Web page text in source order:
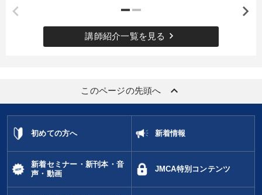
講師紹介一覧を見る keyboard_arrow_right
このページの先頭へ keyboard_arrow_up
初めての方へ 新着情報
新着セミナー・新刊本・音
声・動画
JMCA特別コンテンツ